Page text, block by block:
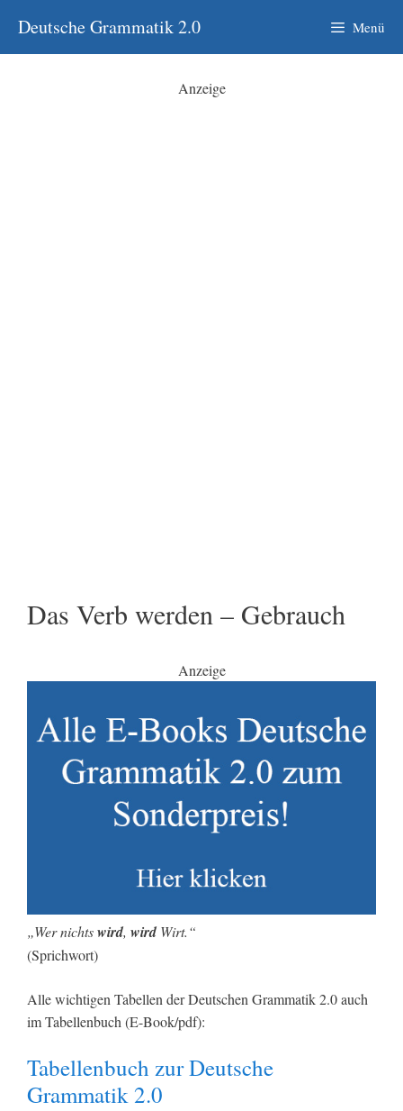
Inhalt
springen
Deutsche Grammatik 2.0 Menü
Anzeige
Das Verb werden – Gebrauch
Anzeige
„Wer nichtswird, wird Wirt.“
(Sprichwort)
Alle wichtigen Tabellen der Deutschen Grammatik 2.0 auch
im Tabellenbuch (E-Book/pdf):
Tabellenbuch zur Deutsche
Grammatik 2.0